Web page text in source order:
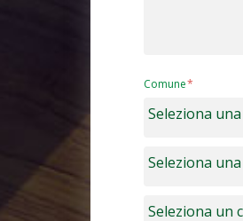
Comune